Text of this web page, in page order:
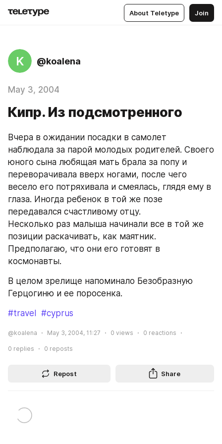
About Teletype Join
K @koalena
May 3, 2004
Кипр. Из подсмотренного
Вчера в ожидании посадки в самолет
наблюдала за парой молодых родителей. Своего
юного сына любящая мать брала за попу и
переворачивала вверх ногами, после чего
весело его потряхивала и смеялась, глядя ему в
глаза. Иногда ребенок в той же позе
передавался счастливому отцу.
Несколько раз малыша начинали все в той же
позиции раскачивать, как маятник.
Предполагаю, что они его готовят в
космонавты.
В целом зрелище напоминало Безобразную
Герцогиню и ее поросенка.
#travel #cyprus
@koalena May 3, 2004, 11:27 0 views 0 reactions
0 replies 0 reposts
Repost Share